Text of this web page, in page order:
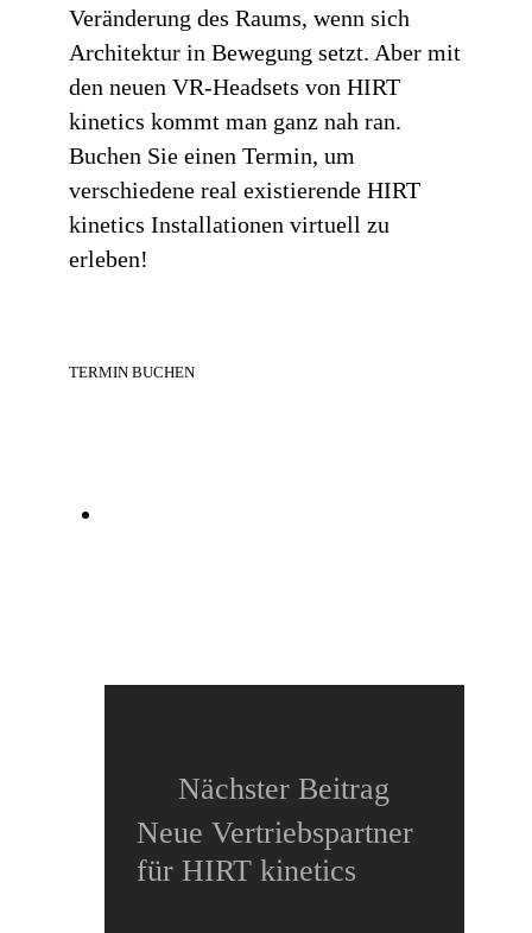
Veränderung des Raums, wenn sich
Architektur in Bewegung setzt. Aber mit
den neuen VR-Headsets von HIRT
kinetics kommt man ganz nah ran.
Buchen Sie einen Termin, um
verschiedene real existierende HIRT
kinetics Installationen virtuell zu
erleben!
TERMIN BUCHEN
Nächster Beitrag
Neue Vertriebspartner
für HIRT kinetics